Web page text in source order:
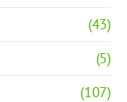
(43)
(5)
(107)